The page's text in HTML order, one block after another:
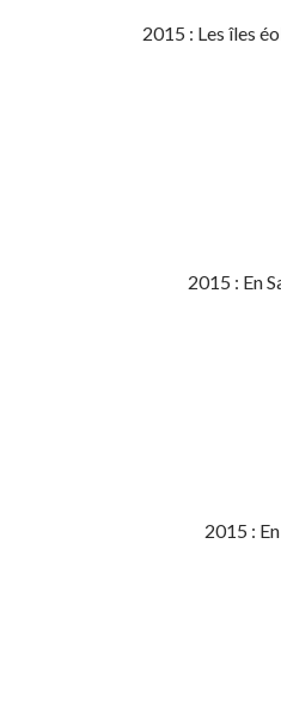
2015 : Les îles
2015 : En
2015 :